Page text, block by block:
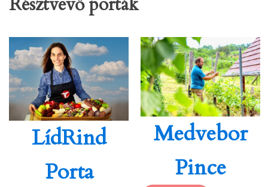
LídRind
Porta
Medvebor
Pince